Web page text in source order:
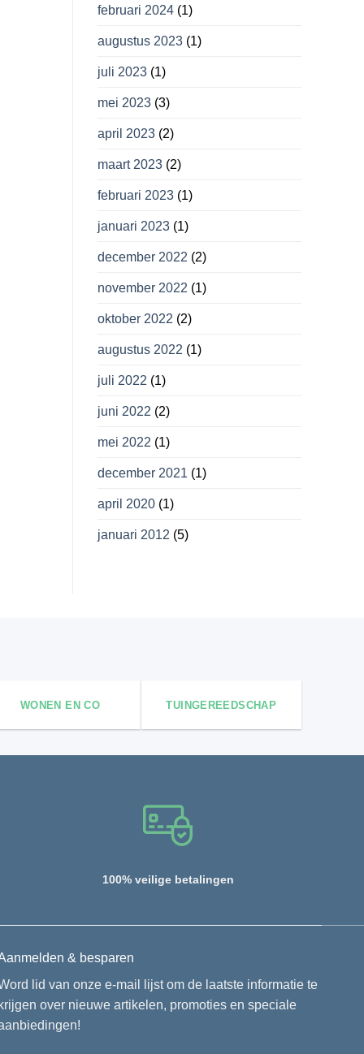
februari 2024(1)
augustus 2023(1)
juli 2023(1)
mei 2023(3)
april 2023(2)
maart 2023(2)
februari 2023(1)
januari 2023(1)
december 2022 (2)
november 2022 (1)
oktober 2022 (2)
augustus 2022 (1)
juli 2022 (1)
juni 2022 (2)
mei 2022 (1)
december 2021 (1)
april 2020(1)
januari 2012 (5)
WONEN EN CO TUINGEREEDSCHAP
100% veilige betalingen
& besparen
lid van onze e-mail lijst om de laatste informatie te
krijgen over nieuwe artikelen, promoties en speciale